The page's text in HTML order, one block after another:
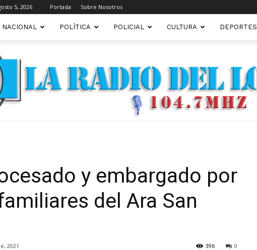
5, 2026 Portada Sobre Nosotros
NACIONAL POLÍTICA POLICIAL CULTURA DEPORTES
y embargado por
del Ara San
2021 0
396